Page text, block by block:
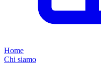
Home
Chi siamo